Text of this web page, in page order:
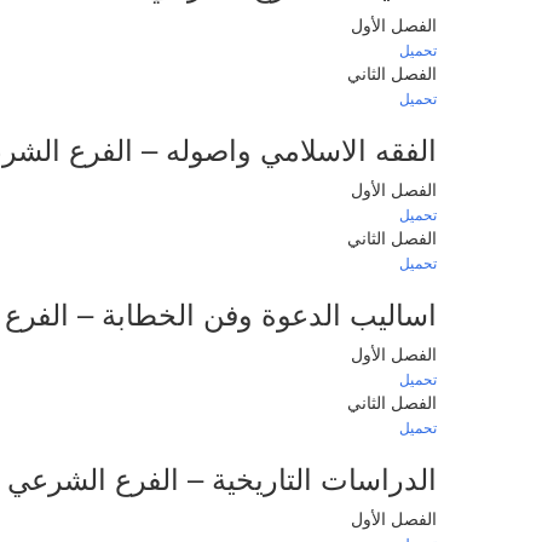
الفصل الأول
تحميل
الفصل الثاني
تحميل
الفقه الاسلامي واصوله – الفرع
الفصل الأول
تحميل
الفصل الثاني
تحميل
اساليب الدعوة وفن الخطابة –
الفصل الأول
تحميل
الفصل الثاني
تحميل
الدراسات التاريخية – الفرع الشرعي
الفصل الأول